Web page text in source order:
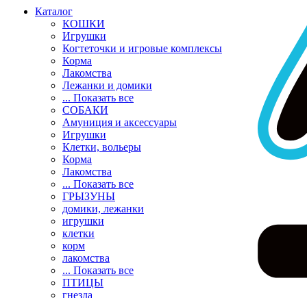
Каталог
КОШКИ
Игрушки
Когтеточки и игровые комплексы
Корма
Лакомства
Лежанки и домики
... Показать все
СОБАКИ
Амуниция и аксессуары
Игрушки
Клетки, вольеры
Корма
Лакомства
... Показать все
ГРЫЗУНЫ
домики, лежанки
игрушки
клетки
корм
лакомства
... Показать все
ПТИЦЫ
гнезда